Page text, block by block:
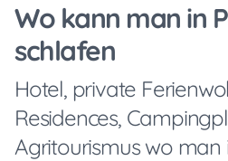
Wo kann man in
schlafen
Hotel, private
Residences,
Agritourismus wo man